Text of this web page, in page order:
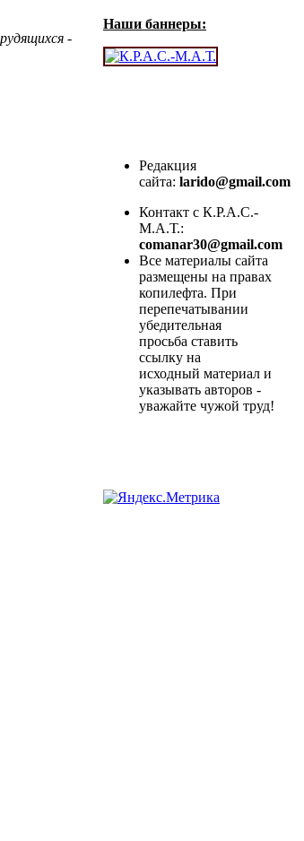
-
Наши баннеры:
Редакция
сайта: larido@gmail.com
Контакт с К.Р.А.С.-
М.А.Т.:
comanar30@gmail.com
Все материалы сайта
размещены на правах
копилефта. При
перепечатывании
убедительная
просьба ставить
ссылку на
исходный материал и
указывать авторов -
уважайте чужой труд!